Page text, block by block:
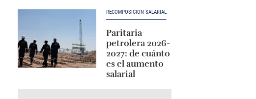
RECOMPOSICIÓN SALARIAL
Paritaria
petrolera 2026-
2027: de cuánto
es el aumento
salarial